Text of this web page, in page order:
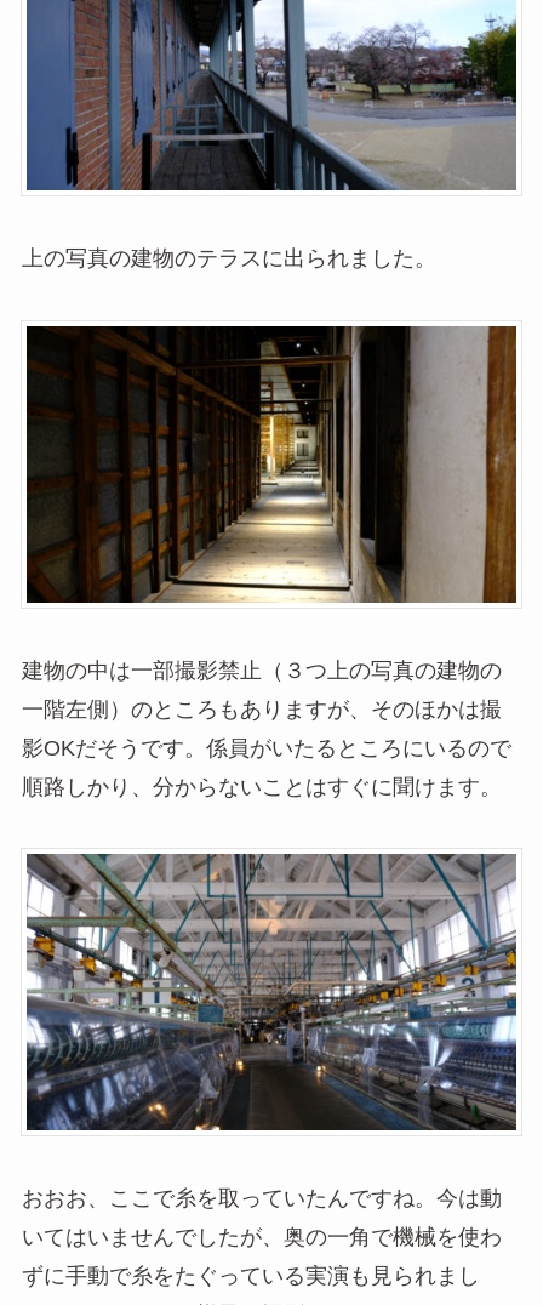
上の写真の建物のテラスに出られました。
建物の中は一部撮影禁止（３つ上の写真の建物の
一階左側）のところもありますが、そのほかは撮
影OKだそうです。係員がいたるところにいるので
順路しかり、分からないことはすぐに聞けます。
おおお、ここで糸を取っていたんですね。今は動
いてはいませんでしたが、奥の一角で機械を使わ
ずに手動で糸をたぐっている実演も見られまし